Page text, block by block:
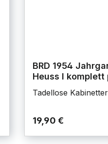
BRD 1954
Heuss I
Tadellose
19,90 €